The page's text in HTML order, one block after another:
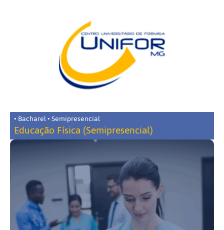
• Bacharel • Semipresencial
Educação Física (Semipresencial)